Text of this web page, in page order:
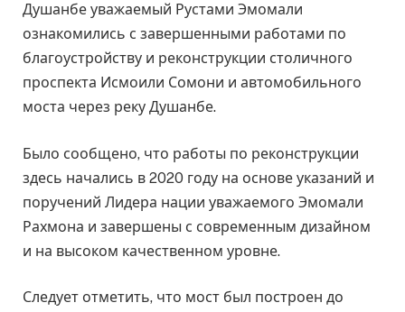
Душанбе уважаемый Рустами Эмомали
ознакомились с завершенными работами по
благоустройству и реконструкции столичного
проспекта Исмоили Сомони и автомобильного
моста через реку Душанбе.
Было сообщено, что работы по реконструкции
здесь начались в 2020 году на основе указаний и
поручений Лидера нации уважаемого Эмомали
Рахмона и завершены с современным дизайном
и на высоком качественном уровне.
Следует отметить, что мост был построен до